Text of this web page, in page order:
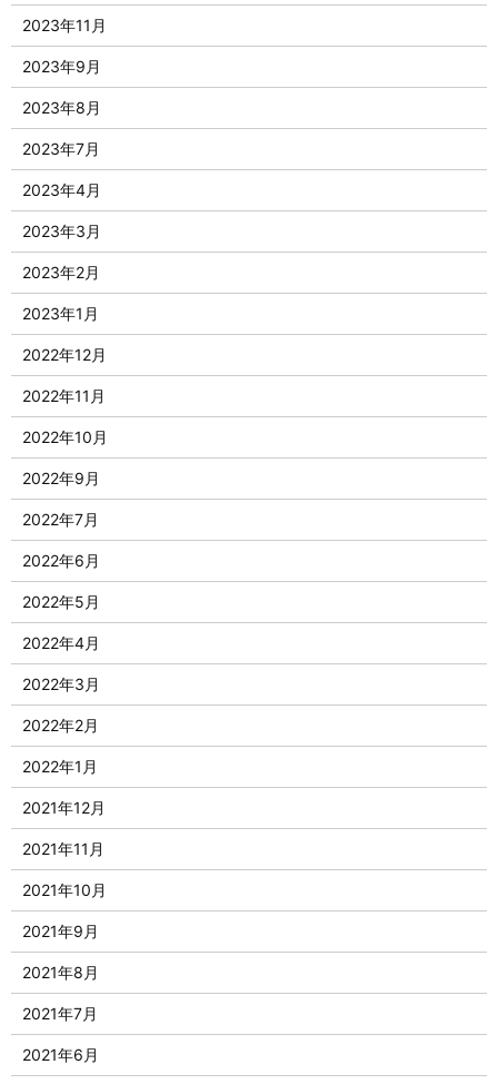
2023年11月
2023年9月
2023年8月
2023年7月
2023年4月
2023年3月
2023年2月
2023年1月
2022年12月
2022年11月
2022年10月
2022年9月
2022年7月
2022年6月
2022年5月
2022年4月
2022年3月
2022年2月
2022年1月
2021年12月
2021年11月
2021年10月
2021年9月
2021年8月
2021年7月
2021年6月